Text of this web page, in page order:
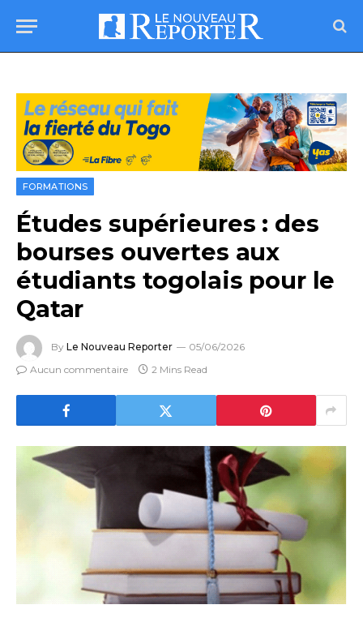
FORMATIONS
Études supérieures : des
bourses ouvertes aux
étudiants togolais pour le
Qatar
By Le Nouveau Reporter
05/06/2026
Aucun commentaire
2 Mins Read